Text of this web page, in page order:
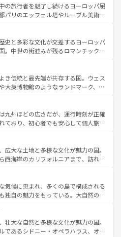
の洗練された雰囲気や、バルセロナの
から、地方では古代ローマ遺跡や中世
風土や気候が異なるスペインはその個
性で訪れる人を魅了する。 なお、新着のスペイン情報は コ
してほしい。
の旅行者を魅了し続けるヨーロッパ屈
パリのエッフェル塔やルーブル美術館
まっている。華麗な宮殿、歴史的な大
、そして豊かな自然が、訪れる者を心
、フランスは美食の国としても知ら
発祥地であるランス、プロヴァンスの
畑など、多彩な楽しみ方が可能だ。さ
域にも魅力が溢れており、どの街角に
とそれぞれで全く異なる文化を体験で
う。 なお、新着のフランス情報はコンテンツ一覧
史と多彩な文化が交差するヨーロッパ
。中世の街並みが残るロマンチック街
どこを歩いても飽きることがない。ベ
、バイエルン州のアルプスの絶景、そ
ワイン畑といった風景は必見。ビール
体験してほしい。 なお、新着の
ンツ一覧を参照してほしい。
き伝統と最先端が共存する国。ウェス
大英博物館のようなランドマーク、歴
力がある。また、優雅なアフタヌーン
にはたまらない英国パブ、サッカー観
こそできる体験も豊富。イギリスを旅
ほしい。
九州ほどの広さだが、運行時刻が正確
ており、初心者でも安心して個人旅行
る町や、スイスならではのユニークな
プス観光だけでなく町歩きも満喫する
の所得が高いため物価も高いが、旅行
を楽しむこともできる。 なお、新
コンテンツ一覧 を参照してほしい。
広大な土地と多様な文化が魅力の国。
西海岸のカリフォルニアまで、訪れる
、観光、ショッピング、エンターテイ
刺激的なスポットだ。一方、アメリカ
がり、グランドキャニオンやイエロー
ズでは、音楽と美食が融合した独特の
はアメリカの各地域で異なる魅力を楽
様性と豊かな歴史を感じることができ
気候に恵まれ、多くの島で構成される
独自の魅力をもっている。大自然の神
。また、定番の観光地といえばオアフ
を求めるならマウイ島やカウアイ島が
ドグリーンに輝く海をはじめ、豊かな
壮大な自然と多様な文化が魅力の国。
であるシドニー・オペラハウス、オー